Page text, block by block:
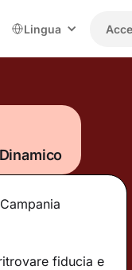
Lingua
fiducia e